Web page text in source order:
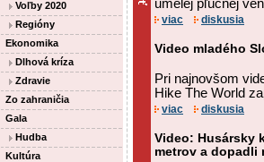
Voľby 2020
Regióny
Ekonomika
Dlhová kríza
Zdravie
Zo zahraničia
Gala
Hudba
Kultúra
umelej pľúcnej
viac diskusia
Video mladého
Pri najnovšom
Hike The World
viac diskusia
Video: Husársky
metrov a dopadli